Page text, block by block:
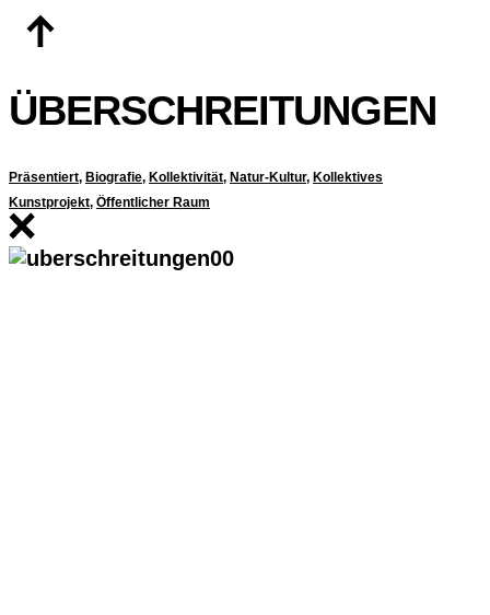
Zum
Inhalt
ÜBERSCHREITUNGEN
Präsentiert, Biografie, Kollektivität, Natur-Kultur, Kollektives
Kunstprojekt, Öffentlicher Raum